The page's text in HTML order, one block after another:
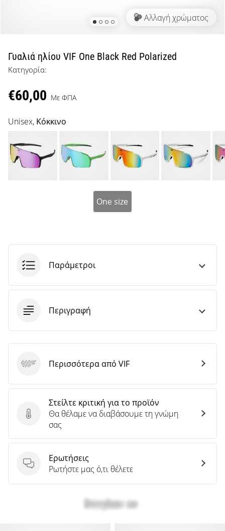
μπάσκετ
όπως
εμείς;
μαζί
ως
πρεσβευτής
μάρκας
μας.
Αλλαγή χρώματος
Γυαλιά ηλίου VIF One Black Red Polarized
Κατηγορία:
€60,00 Με ΦΠΑ
Unisex, Κόκκινο
One size
Παράμετροι
Περιγραφή
Στείλτε κριτική για το προϊόν
Στείλτε κριτική για το προϊόν
Θα θέλαμε να διαβάσουμε τη γνώμη
σας
Ερωτήσεις
Ερωτήσεις
Ρωτήστε μας ό,τι θέλετε
VIF Περισσότερα από VIF